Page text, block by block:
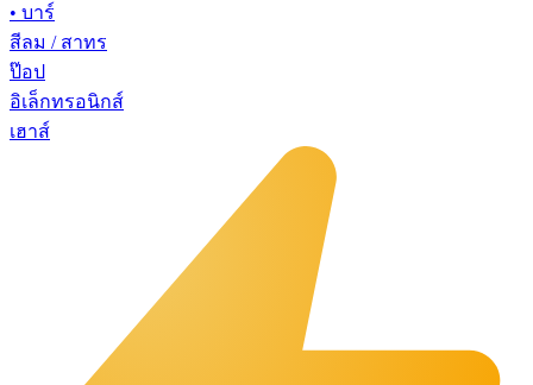
• บาร์
สีลม / สาทร
ป๊อป
อิเล็กทรอนิกส์
เฮาส์